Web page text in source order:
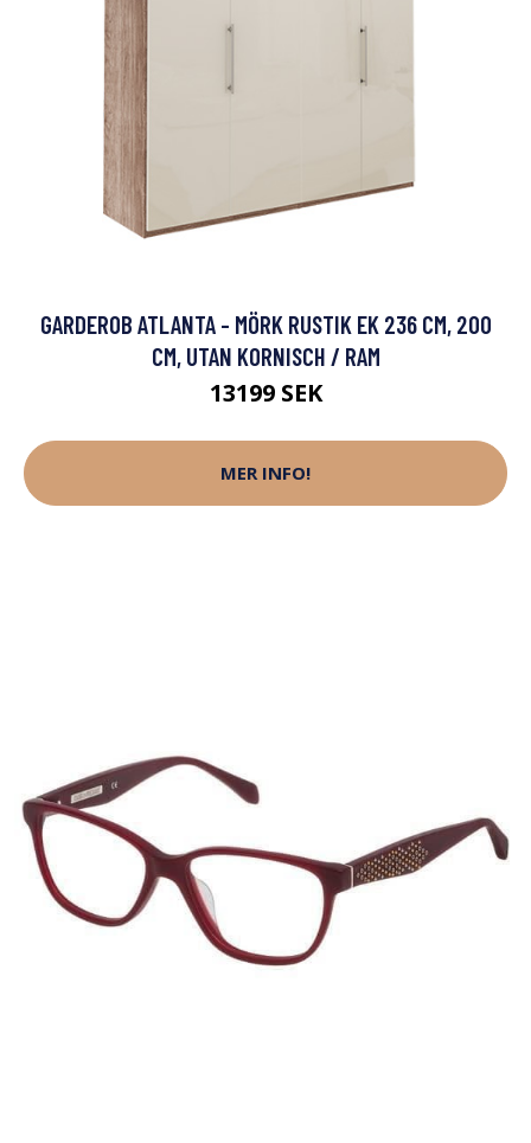
GARDEROB ATLANTA - MÖRK RUSTIK EK 236 CM, 200
CM, UTAN KORNISCH / RAM
13199 SEK
MER INFO!